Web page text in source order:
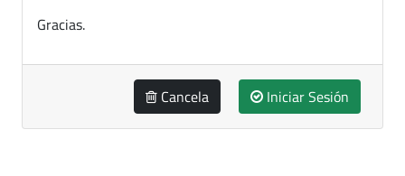
Gracias.
Cancela Iniciar Sesión